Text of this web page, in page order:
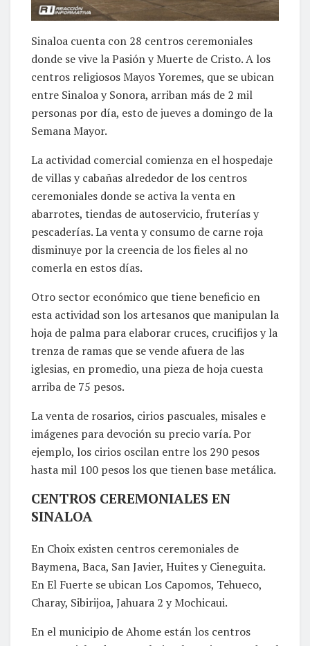
Sinaloa cuenta con 28 centros ceremoniales
donde se vive la Pasión y Muerte de Cristo. A los
centros religiosos Mayos Yoremes, que se ubican
entre Sinaloa y Sonora, arriban más de 2 mil
personas por día, esto de jueves a domingo de la
Semana Mayor.
La actividad comercial comienza en el hospedaje
de villas y cabañas alrededor de los centros
ceremoniales donde se activa la venta en
abarrotes, tiendas de autoservicio, fruterías y
pescaderías. La venta y consumo de carne roja
disminuye por la creencia de los fieles al no
comerla en estos días.
Otro sector económico que tiene beneficio en
esta actividad son los artesanos que manipulan la
hoja de palma para elaborar cruces, crucifijos y la
trenza de ramas que se vende afuera de las
iglesias, en promedio, una pieza de hoja cuesta
arriba de 75 pesos.
La venta de rosarios, cirios pascuales, misales e
imágenes para devoción su precio varía. Por
ejemplo, los cirios oscilan entre los 290 pesos
hasta mil 100 pesos los que tienen base metálica.
CENTROS CEREMONIALES EN
SINALOA
En Choix existen centros ceremoniales de
Baymena, Baca, San Javier, Huites y Cieneguita.
En El Fuerte se ubican Los Capomos, Tehueco,
Charay, Sibirijoa, Jahuara 2 y Mochicaui.
En el municipio de Ahome están los centros